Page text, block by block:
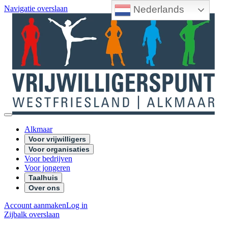
Nederlands
Navigatie overslaan
Alkmaar
Voor vrijwilligers
Voor organisaties
Voor bedrijven
Voor jongeren
Taalhuis
Over ons
Account aanmakenLog in
Zijbalk overslaan